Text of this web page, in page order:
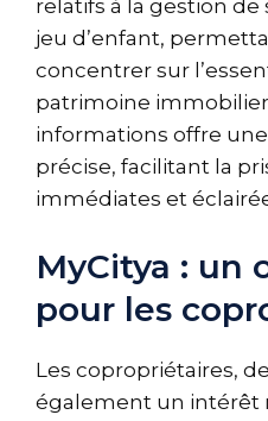
relatifs à la gestion
jeu d’enfant,
concentrer sur
patrimoine
informations offre
précise, facilitant la
immédiates et
MyCitya : un
pour les
Les copropriétaires,
également un intérêt